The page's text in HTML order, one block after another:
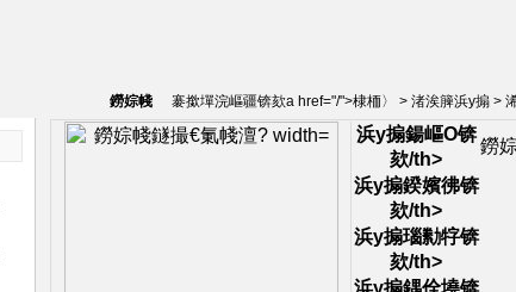
褰撳墠浣嶇疆锛欬a href="/">棣栭〉 > 渚涘簲浜у搧 >
鐒婃帴
鐩撮€氭帴澶滁/span>
浜у搧鍚嶇О锛
欬/th>
鐒
浜у搧鍨嬪彿锛
欬/th>
浜у搧瑙勬牸锛
欬/th>
浜у搧鍝佺墝锛